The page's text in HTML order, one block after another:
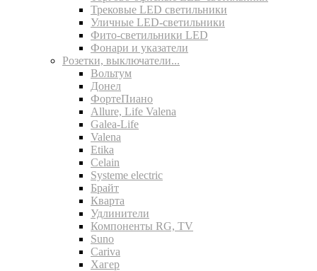
Трековые LED светильники
Уличные LED-светильники
Фито-светильники LED
Фонари и указатели
Розетки, выключатели...
Вольтум
Донел
ФортеПиано
Allure, Life Valena
Galea-Life
Valena
Etika
Celain
Systeme electric
Брайт
Кварта
Удлинители
Компоненты RG, TV
Suno
Cariva
Хагер